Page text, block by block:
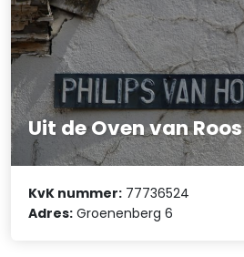
Uit de Oven van Roos
KvK nummer: 77736524
Adres: Groenenberg 6